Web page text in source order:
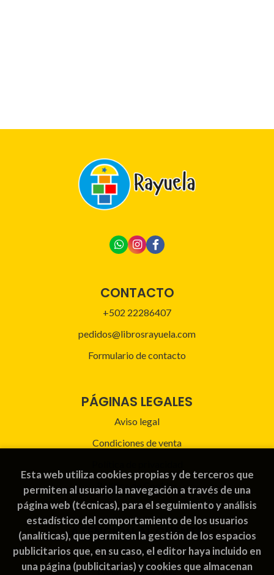
CONTACTO
+502 22286407
pedidos@librosrayuela.com
Formulario de contacto
PÁGINAS LEGALES
Aviso legal
Condiciones de venta
Política de Cookies
ATENCIÓN AL CLIENTE
Quiénes somos
Esta web utiliza cookies propias y de terceros que
permiten al usuario la navegación a través de una
página web (técnicas), para el seguimiento y análisis
estadístico del comportamiento de los usuarios
(analíticas), que permiten la gestión de los espacios
publicitarios que, en su caso, el editor haya incluido en
una página (publicitarias) y cookies que almacenan